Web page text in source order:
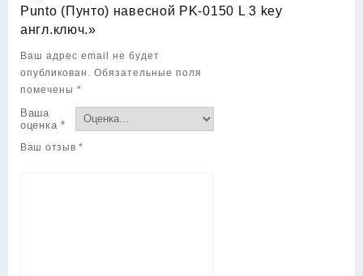
Punto (Пунто) навесной PK-0150 L 3 key
англ.ключ.»
Ваш адрес email не будет
опубликован.
Обязательные поля
помечены *
Ваша
оценка *
Ваш отзыв *